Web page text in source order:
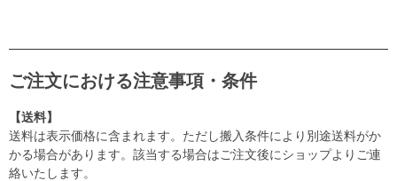
ご注文における注意事項・条件
【送料】
送料は表示価格に含まれます。ただし搬入条件により別途送料がか
かる場合があります。該当する場合はご注文後にショップよりご連
絡いたします。